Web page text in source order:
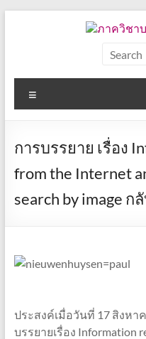
วิชา
บรรณารักษ
อักษร
ศาสตร์
มหาวิทยาลัย
การบรรยาย เรื่อง
from the Internet
search by image
ประสงค์เมื่อวันที่ 17 สิงหา
บรรยายเรื่อง Information